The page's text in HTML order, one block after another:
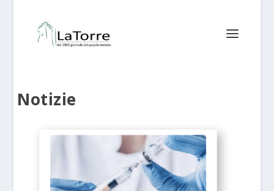
Notizie